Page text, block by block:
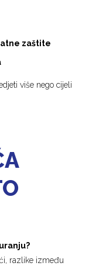
zaštite
više nego cijeli
razlike između